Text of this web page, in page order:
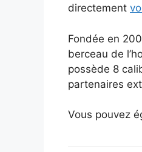
directement
Fondée en
berceau de
possède 8
partenaires
Vous pouvez